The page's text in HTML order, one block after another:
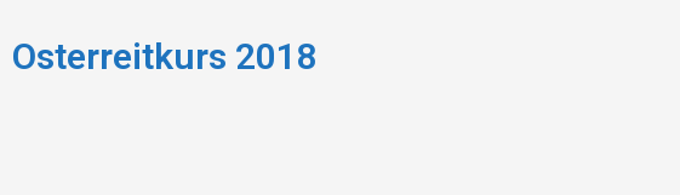
Osterreitkurs 2018